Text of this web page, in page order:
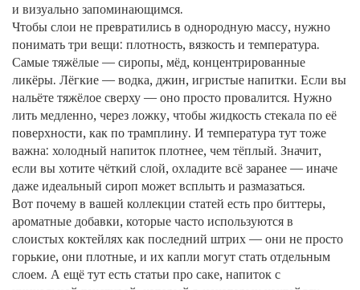
и визуально запоминающимся.
Чтобы слои не превратились в однородную массу, нужно
понимать три вещи: плотность, вязкость и температура.
Самые тяжёлые — сиропы, мёд, концентрированные
ликёры. Лёгкие — водка, джин, игристые напитки. Если вы
нальёте тяжёлое сверху — оно просто провалится. Нужно
лить медленно, через ложку, чтобы жидкость стекала по её
поверхности, как по трамплину. И температура тут тоже
важна: холодный напиток плотнее, чем тёплый. Значит,
если вы хотите чёткий слой, охладите всё заранее — иначе
даже идеальный сироп может всплыть и размазаться.
Вот почему в вашей коллекции статей есть про биттеры,
ароматные добавки, которые часто используются в
слоистых коктейлях как последний штрих — они не просто
горькие, они плотные, и их капли могут стать отдельным
слоем. А ещё тут есть статьи про саке, напиток с